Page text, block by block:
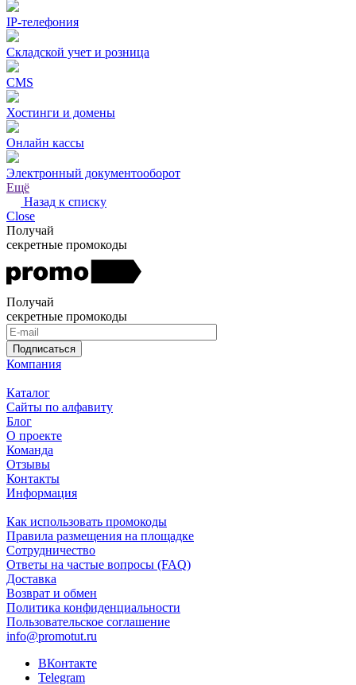
IP-телефония
Складской учет и розница
CMS
Хостинги и домены
Онлайн кассы
Электронный документооборот
Ещё
Назад к списку
Close
Получай
секретные промокоды
Получай
секретные промокоды
Подписаться
Компания
Каталог
Сайты по алфавиту
Блог
О проекте
Команда
Отзывы
Контакты
Информация
Как использовать промокоды
Правила размещения на площадке
Сотрудничество
Ответы на частые вопросы (FAQ)
Доставка
Возврат и обмен
Политика конфиденциальности
Пользовательское соглашение
info@promotut.ru
ВКонтакте
Telegram